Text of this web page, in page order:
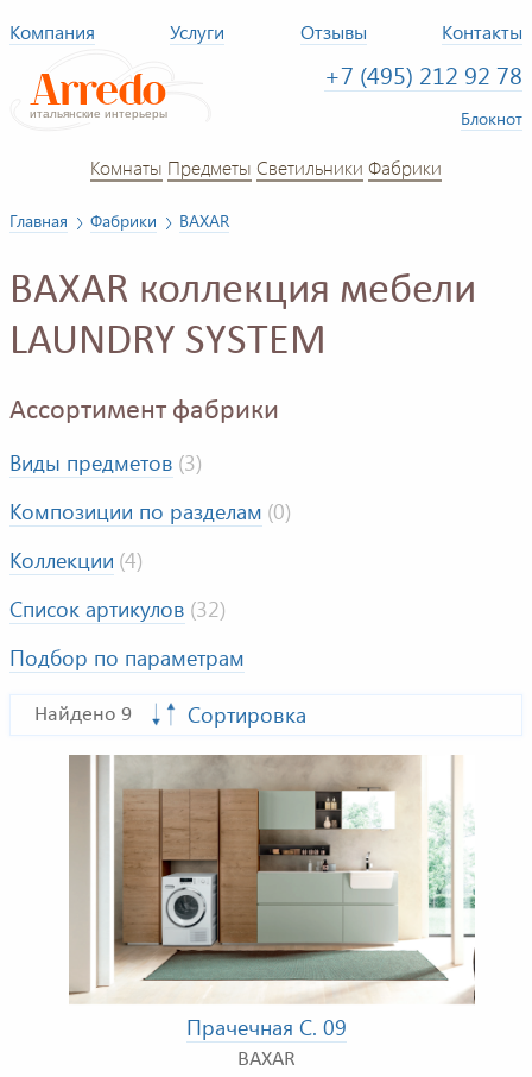
Компания Услуги Отзывы Контакты
+7 (495) 212 92 78
Блокнот
Комнаты Предметы Светильники Фабрики
Главная Фабрики BAXAR
BAXAR коллекция мебели
LAUNDRY SYSTEM
Ассортимент фабрики
Виды предметов (3)
Композиции по разделам (0)
Коллекции (4)
Список артикулов (32)
Подбор по параметрам
Найдено 9 Сортировка
Прачечная C. 09
BAXAR